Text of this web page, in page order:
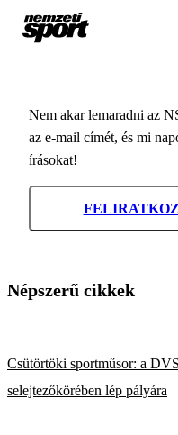
Nem akar lemaradni az
az e-mail címét, és mi
írásokat!
Népszerű cikkek
Csütörtöki sportműsor: a
selejtezőkörében lép pályára